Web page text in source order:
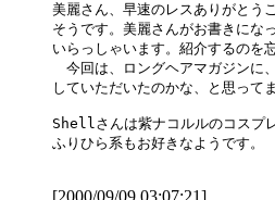
美麗さん、早速のレスありがとう
そうです。美麗さんがお書きに
いらっしゃいます。紹介するのを
今回は、ロングヘアマガジンに
していただいたのかな、と思ってま
Shellさんは紫ナコルルのコスプ
ふりひら系もお好きなようです。
[2000/09/09 03:07:21]